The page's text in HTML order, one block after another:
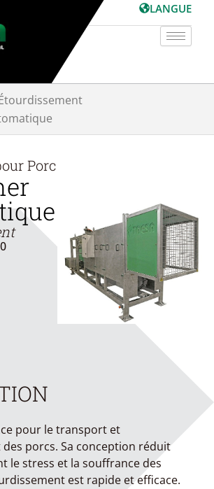
LANGUE
Porc
pour le transport et
des porcs. Sa conception réduit
le stress et la souffrance des
est rapide et efficace.